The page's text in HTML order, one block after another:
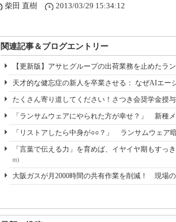
柴田 直樹 2013/03/29 15:34:12
関連記事＆ブログエントリー
【更新版】アサヒグループの出荷業務を止めたラ
天才的な健忘症の新人を卒業させる： なぜAIエー
たくさん寄り道してください！さつき会奨学金授
「ランサムウェアにやられた方が幸せ？」 新種
「リストアしたら中身が○○？」 ランサムウェア
「言葉で伝える力」を育めば、イヤイヤ期もす
m)
大阪ガスが月2000時間の共有作業を削減！ 現場